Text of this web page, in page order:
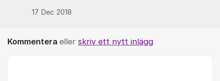
17 Dec 2018
Kommentera eller skriv ett nytt inlägg